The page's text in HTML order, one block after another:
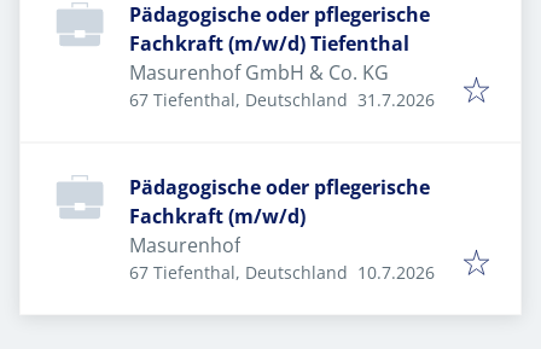
Pädagogische oder pflegerische
Fachkraft (m/w/d) Tiefenthal
Masurenhof GmbH & Co. KG
67 Tiefenthal, Deutschland Veröffentlicht :
31.7.2026
Pädagogische oder pflegerische
Fachkraft (m/w/d)
Masurenhof
67 Tiefenthal, Deutschland Veröffentlicht :
10.7.2026